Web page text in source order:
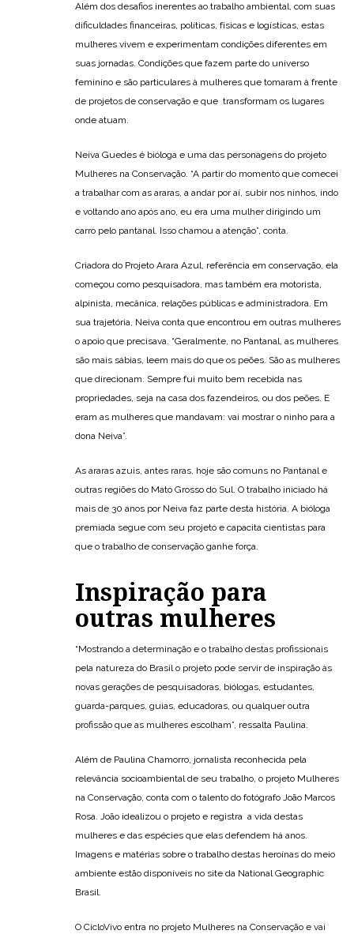
Além dos desafios inerentes ao trabalho ambiental, com suas
dificuldades financeiras, políticas, físicas e logísticas, estas
mulheres vivem e experimentam condições diferentes em
suas jornadas. Condições que fazem parte do universo
feminino e são particulares à mulheres que tomaram à frente
de projetos de conservação e que transformam os lugares
onde atuam.
Neiva Guedes é bióloga e uma das personagens do projeto
Mulheres na Conservação. “A partir do momento que comecei
a trabalhar com as araras, a andar por aí, subir nos ninhos, indo
e voltando ano após ano, eu era uma mulher dirigindo um
carro pelo pantanal. Isso chamou a atenção”, conta.
Criadora do Projeto Arara Azul, referência em conservação, ela
começou como pesquisadora, mas também era motorista,
alpinista, mecânica, relações públicas e administradora. Em
sua trajetória, Neiva conta que encontrou em outras mulheres
o apoio que precisava. “Geralmente, no Pantanal, as mulheres
são mais sábias, leem mais do que os peões. São as mulheres
que direcionam. Sempre fui muito bem recebida nas
propriedades, seja na casa dos fazendeiros, ou dos peões. E
eram as mulheres que mandavam: vai mostrar o ninho para a
dona Neiva”.
As araras azuis, antes raras, hoje são comuns no Pantanal e
outras regiões do Mato Grosso do Sul. O trabalho iniciado há
mais de 30 anos por Neiva faz parte desta história. A bióloga
premiada segue com seu projeto e capacita cientistas para
que o trabalho de conservação ganhe força.
Inspiração para
outras mulheres
“Mostrando a determinação e o trabalho destas profissionais
pela natureza do Brasil o projeto pode servir de inspiração às
novas gerações de pesquisadoras, biólogas, estudantes,
guarda-parques, guias, educadoras, ou qualquer outra
profissão que as mulheres escolham”, ressalta Paulina.
Além de Paulina Chamorro, jornalista reconhecida pela
relevância socioambiental de seu trabalho, o projeto Mulheres
na Conservação, conta com o talento do fotógrafo João Marcos
Rosa. João idealizou o projeto e registra a vida destas
mulheres e das espécies que elas defendem há anos.
Imagens e matérias sobre o trabalho destas heroínas do meio
ambiente estão disponíveis no site da National Geographic
Brasil.
O CicloVivo entra no projeto Mulheres na Conservação e vai